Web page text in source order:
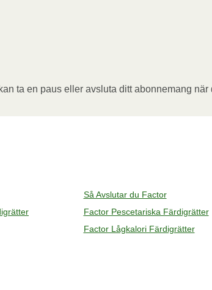
i
ta en paus eller avsluta ditt abonnemang när
Så Avslutar du Factor
Factor Pescetariska Färdigrätter
Factor Lågkalori Färdigrätter